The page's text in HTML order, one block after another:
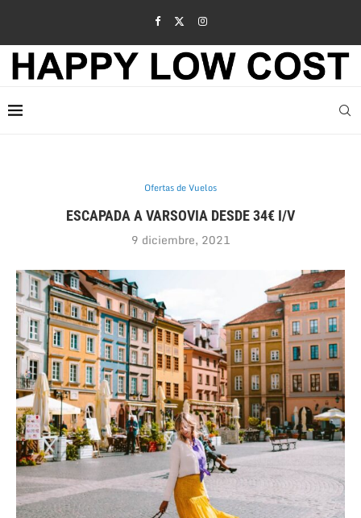
Ofertas de Vuelos
ESCAPADA A VARSOVIA DESDE 34€ I/V
9 diciembre, 2021